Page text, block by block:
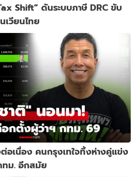
Shift” ดันระบบภาษี DRC ขับ
เวียนไทย
อเนื่อง คนกรุงเทใจทิ้งห่างคู่แข่ง
ทม. อีกสมัย